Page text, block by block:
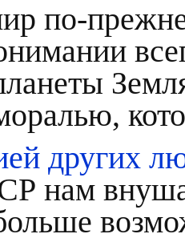
по-
других
нам